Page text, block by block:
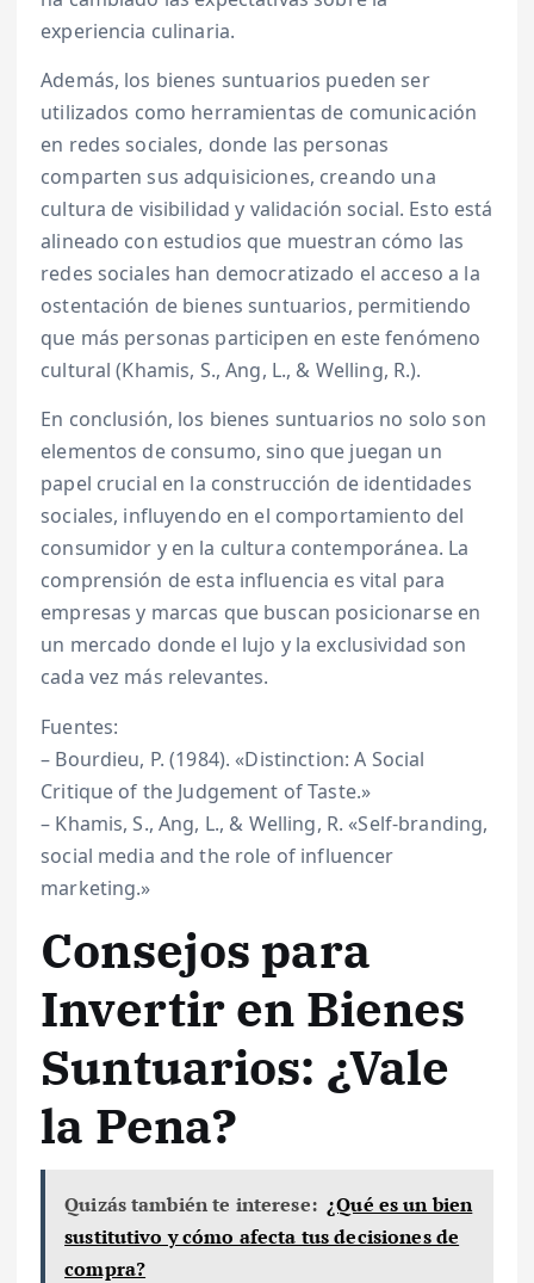
experiencia culinaria.
Además, los bienes suntuarios pueden ser
utilizados como herramientas de comunicación
en redes sociales, donde las personas
comparten sus adquisiciones, creando una
cultura de visibilidad y validación social. Esto está
alineado con estudios que muestran cómo las
redes sociales han democratizado el acceso a la
ostentación de bienes suntuarios, permitiendo
que más personas participen en este fenómeno
cultural (Khamis, S., Ang, L., & Welling, R.).
En conclusión, los bienes suntuarios no solo son
elementos de consumo, sino que juegan un
papel crucial en la construcción de identidades
sociales, influyendo en el comportamiento del
consumidor y en la cultura contemporánea. La
comprensión de esta influencia es vital para
empresas y marcas que buscan posicionarse en
un mercado donde el lujo y la exclusividad son
cada vez más relevantes.
Fuentes:
– Bourdieu, P. (1984). «Distinction: A Social
Critique of the Judgement of Taste.»
– Khamis, S., Ang, L., & Welling, R. «Self-branding,
social media and the role of influencer
marketing.»
Consejos para
Invertir en Bienes
Suntuarios: ¿Vale
la Pena?
Quizás también te interese: ¿Qué es un bien
sustitutivo y cómo afecta tus decisiones de
compra?